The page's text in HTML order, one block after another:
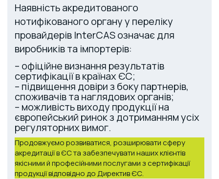
Наявність акредитованого
нотифікованого органу у переліку
провайдерів InterCAS означає для
виробників та імпортерів:
– офіційне визнання результатів
сертифікації в країнах ЄС;
– підвищення довіри з боку партнерів,
споживачів та наглядових органів;
– можливість виходу продукції на
європейський ринок з дотриманням усіх
регуляторних вимог.
Продовжуємо розвиватися, розширювати сферу
акредитації в ЄС та забезпечувати наших клієнтів
якісними й професійними послугами з сертифікації
продукції відповідно до Директив ЄС.